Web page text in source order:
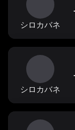
シロカバネ
シロカバネ